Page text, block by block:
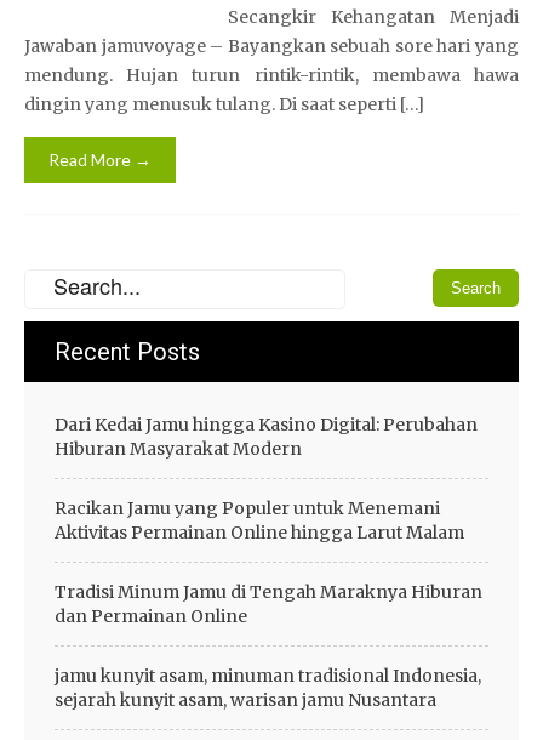
Secangkir Kehangatan Menjadi
Jawaban jamuvoyage – Bayangkan sebuah sore hari yang
mendung. Hujan turun rintik-rintik, membawa hawa
dingin yang menusuk tulang. Di saat seperti […]
Read More →
Recent Posts
Dari Kedai Jamu hingga Kasino Digital: Perubahan
Hiburan Masyarakat Modern
Racikan Jamu yang Populer untuk Menemani
Aktivitas Permainan Online hingga Larut Malam
Tradisi Minum Jamu di Tengah Maraknya Hiburan
dan Permainan Online
jamu kunyit asam, minuman tradisional Indonesia,
sejarah kunyit asam, warisan jamu Nusantara